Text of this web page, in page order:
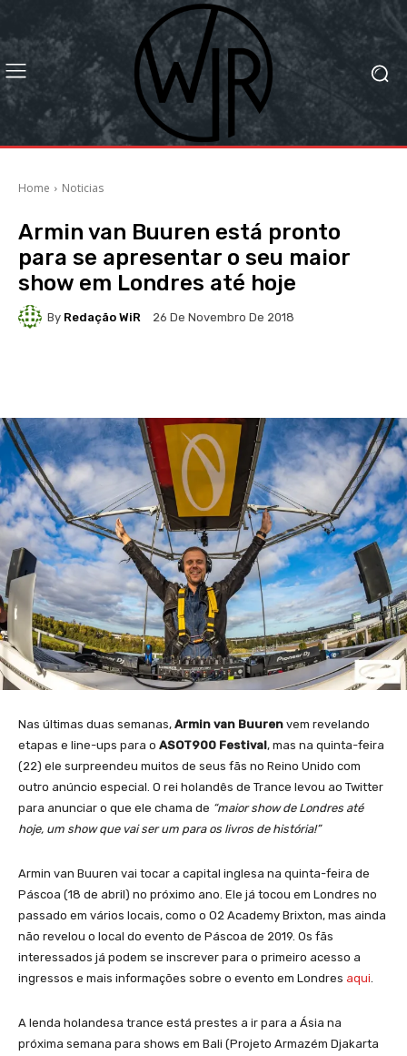
Home Noticias
Armin van Buuren está pronto
para se apresentar o seu maior
show em Londres até hoje
By Redação WiR 26 De Novembro De 2018
Nas últimas duas semanas, Armin van Buuren vem revelando
etapas e line-ups para o ASOT900 Festival, mas na quinta-feira
(22) ele surpreendeu muitos de seus fãs no Reino Unido com
outro anúncio especial. O rei holandês de Trance levou ao Twitter
para anunciar o que ele chama de “maior show de Londres até
hoje, um show que vai ser um para os livros de história!”
Armin van Buuren vai tocar a capital inglesa na quinta-feira de
Páscoa (18 de abril) no próximo ano. Ele já tocou em Londres no
passado em vários locais, como o O2 Academy Brixton, mas ainda
não revelou o local do evento de Páscoa de 2019. Os fãs
interessados já podem se inscrever para o primeiro acesso a
ingressos e mais informações sobre o evento em Londres aqui
A lenda holandesa trance está prestes a ir para a Ásia na
próxima semana para shows em Bali (Projeto Armazém Djakarta